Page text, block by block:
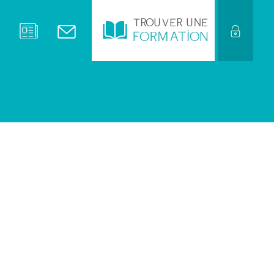
TROUVER UNE
FORMATION
ACPI 41)